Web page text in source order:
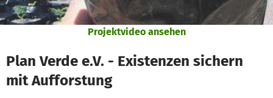
Projektvideo ansehen
Plan Verde e.V. - Existenzen sichern
mit Aufforstung